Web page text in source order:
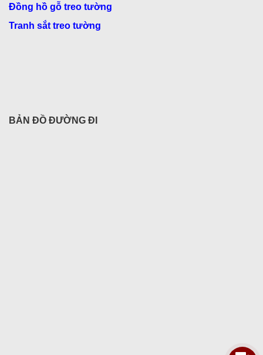
Đồng hồ gỗ treo tường
Tranh sắt treo tường
BẢN ĐỒ ĐƯỜNG ĐI